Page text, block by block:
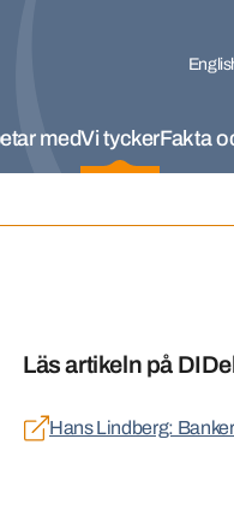
medVi tyckerFakta
Läs artikeln på
Hans Lindberg: